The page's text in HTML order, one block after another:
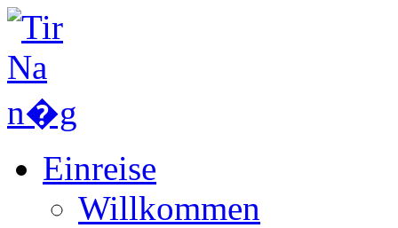
Einreise
Willkommen